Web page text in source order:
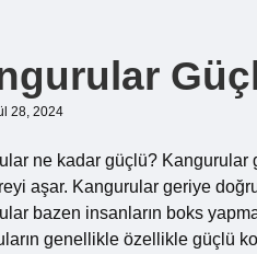
28, 2024
ne kadar güçlü? Kangurular
aşar. Kangurular geriye
bazen insanların boks
genellikle özellikle güçlü